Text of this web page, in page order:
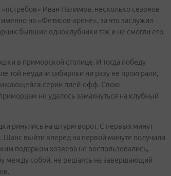
«ястребов» Иван Налимов, несколько сезонов
на «Фетисов-арене», за что заслужил
бывшие одноклубники так и не смогли его
в приморской столице. И тогда победу
той неудачи сибиряки ни разу не проиграли,
серии плей-офф. Свою
не удалось замахнуться на клубный
ринулись на штурм ворот. С первых минут
Шанс выйти вперед на первой минуте получили
подарком хозяева не воспользовались,
между собой, не решаясь на завершающий